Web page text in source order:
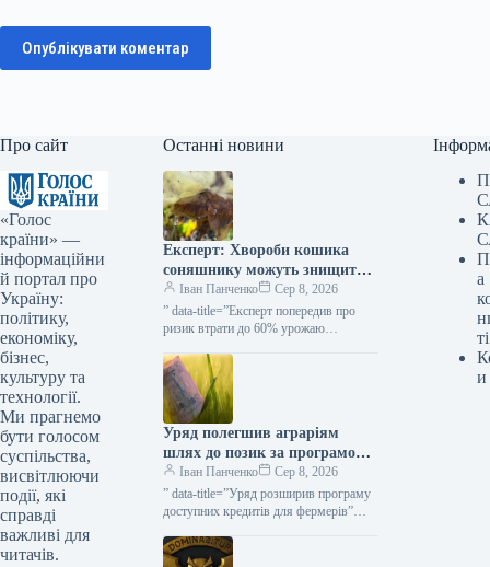
Опублікувати коментар
Про сайт
«Голос
країни» —
інформаційни
й портал про
Україну:
політику,
економіку,
бізнес,
культуру та
технології.
Ми прагнемо
бути голосом
суспільства,
висвітлюючи
події, які
справді
важливі для
читачів.
Останні новини
Експерт: Хвороби кошика
соняшнику можуть знищити
до 60% врожаю — КУРКУЛЬ
Іван Панченко
Сер 8, 2026
” data-title=”Експерт попередив про
ризик втрати до 60% урожаю
url=”https://kurkul.com/news/41847-
ekspert-poperediv-pro-rizik-vtrati-do-60-
urojayu-sonyashniku-cherez-gnili”>
Експерт попередив про ризик втрати
до 60%…
Уряд полегшив аграріям
шлях до позик за програмою
«5-7-9%» для посівних робіт
та господарських потреб —
КУРКУЛЬ
Іван Панченко
Сер 8, 2026
” data-title=”Уряд розширив програму
доступних кредитів для фермерів”
url=”https://kurkul.com/news/41873-
а
ті
и